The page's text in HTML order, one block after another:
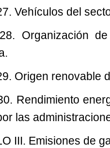
Vehículos del
Organización
Origen renovable
Rendimiento
las
III. Emisiones de